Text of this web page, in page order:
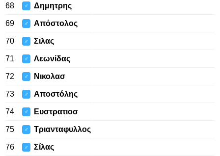
68 ♂ Δημητρης
69 ♂ Απόστολος
70 ♂ Σιλας
71 ♂ Λεωνίδας
72 ♂ Νικολασ
73 ♂ Αποστόλης
74 ♂ Ευστρατιοσ
75 ♂ Τριανταφυλλος
76 ♂ Σίλας